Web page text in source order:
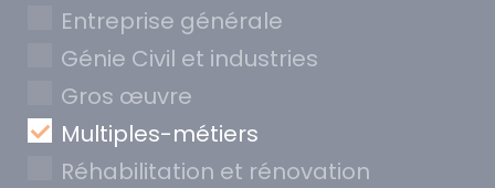
Entreprise générale
Génie Civil et industries
Gros œuvre
Multiples-métiers
Réhabilitation et rénovation